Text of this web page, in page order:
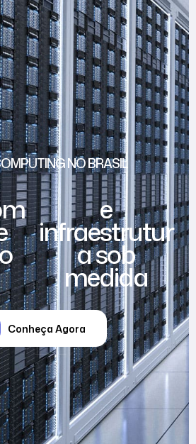
NO BRASIL
e
infraestrutur
a sob
medida
Conheça Agora